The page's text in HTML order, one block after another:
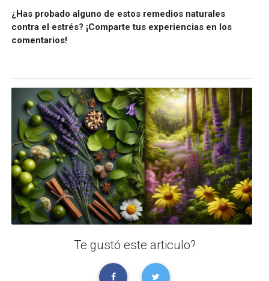
¿Has probado alguno de estos remedios naturales
contra el estrés? ¡Comparte tus experiencias en los
comentarios!
Te gustó este articulo?